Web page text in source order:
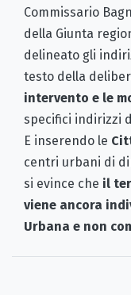
Commissario
della Giunta
delineato gli
testo della
intervento e le
specifici indirizzi
E inserendo le
centri urbani di
si evince che il
viene ancora
Urbana e non